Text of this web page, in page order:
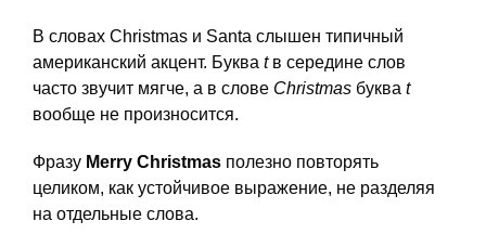
В словах Christmas и Santa слышен типичный
американский акцент. Буква tв середине слов
часто звучит мягче, а в слове Christmas буква t
вообще не произносится.
Фразу Merry Christmas полезно повторять
целиком, как устойчивое выражение, не разделяя
на отдельные слова.